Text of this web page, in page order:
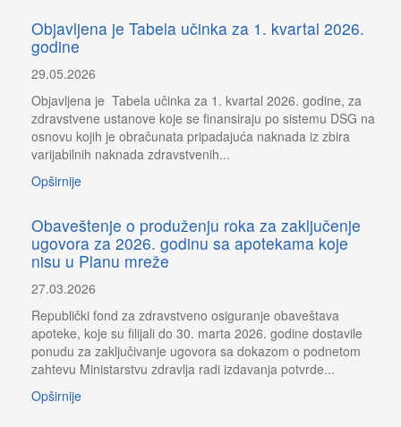
Objavljena je Tabela učinka za 1. kvartal 2026.
godine
29.05.2026
Objavljena je Tabela učinka za 1. kvartal 2026. godine, za
zdravstvene ustanove koje se finansiraju po sistemu DSG na
osnovu kojih je obračunata pripadajuća naknada iz zbira
varijabilnih naknada zdravstvenih...
Opširnije
Obaveštenje o produženju roka za zaključenje
ugovora za 2026. godinu sa apotekama koje
nisu u Planu mreže
27.03.2026
Republički fond za zdravstveno osiguranje obaveštava
apoteke, koje su filijali do 30. marta 2026. godine dostavile
ponudu za zaključivanje ugovora sa dokazom o podnetom
zahtevu Ministarstvu zdravlja radi izdavanja potvrde...
Opširnije